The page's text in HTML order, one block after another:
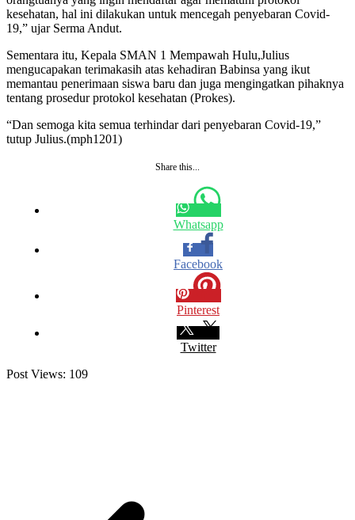
kesehatan, hal ini dilakukan untuk mencegah penyebaran Covid-
19,” ujar Serma Andut.
Sementara itu, Kepala SMAN 1 Mempawah Hulu,Julius
mengucapakan terimakasih atas kehadiran Babinsa yang ikut
memantau penerimaan siswa baru dan juga mengingatkan pihaknya
tentang prosedur protokol kesehatan (Prokes).
“Dan semoga kita semua terhindar dari penyebaran Covid-19,”
tutup Julius.(mph1201)
Share this...
Whatsapp
Facebook
Pinterest
Twitter
Post Views: 109